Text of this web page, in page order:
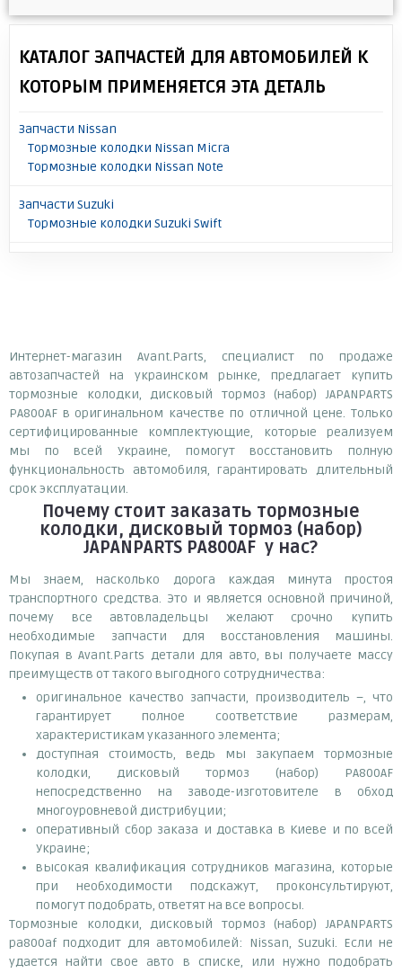
КАТАЛОГ ЗАПЧАСТЕЙ ДЛЯ АВТОМОБИЛЕЙ К
КОТОРЫМ ПРИМЕНЯЕТСЯ ЭТА ДЕТАЛЬ
Запчасти Nissan
Тормозные колодки Nissan Micra
Тормозные колодки Nissan Note
Запчасти Suzuki
Тормозные колодки Suzuki Swift
Интернет-магазин Avant.Parts, специалист по продаже
автозапчастей на украинском рынке, предлагает купить
тормозные колодки, дисковый тормоз (набор) JAPANPARTS
PA800AF в оригинальном качестве по отличной цене. Только
сертифицированные комплектующие, которые реализуем
мы по всей Украине, помогут восстановить полную
функциональность автомобиля, гарантировать длительный
срок эксплуатации.
Почему стоит заказать тормозные
колодки, дисковый тормоз (набор)
JAPANPARTS PA800AF у нас?
Мы знаем, насколько дорога каждая минута простоя
транспортного средства. Это и является основной причиной,
почему все автовладельцы желают срочно купить
необходимые запчасти для восстановления машины.
Покупая в Avant.Parts детали для авто, вы получаете массу
преимуществ от такого выгодного сотрудничества:
оригинальное качество запчасти, производитель –, что
гарантирует полное соответствие размерам,
характеристикам указанного элемента;
доступная стоимость, ведь мы закупаем тормозные
колодки, дисковый тормоз (набор) PA800AF
непосредственно на заводе-изготовителе в обход
многоуровневой дистрибуции;
оперативный сбор заказа и доставка в Киеве и по всей
Украине;
высокая квалификация сотрудников магазина, которые
при необходимости подскажут, проконсультируют,
помогут подобрать, ответят на все вопросы.
Тормозные колодки, дисковый тормоз (набор) JAPANPARTS
pa800af подходит для автомобилей: Nissan, Suzuki. Если не
удается найти свое авто в списке, или нужно подобрать